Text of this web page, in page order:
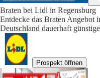
Braten bei Lidl in Regensburg
Entdecke das Braten Angebot
Deutschland dauerhaft
Prospekt öffnen